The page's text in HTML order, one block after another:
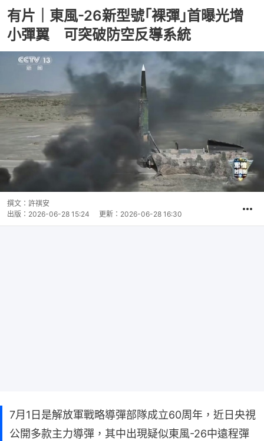
有片｜東風-26新型號｢裸彈｣首曝光增
小彈翼 可突破防空反導系統
撰文： 許祺安
出版： 2026-06-28 15:24 更新： 2026-06-28 16:30
7月1日是解放軍戰略導彈部隊成立60周年，近日央視
公開多款主力導彈，其中出現疑似東風-26中遠程彈